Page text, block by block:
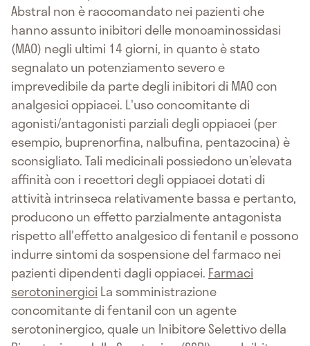
Abstral non è raccomandato nei pazienti che
hanno assunto inibitori delle monoaminossidasi
(MAO) negli ultimi 14 giorni, in quanto è stato
segnalato un potenziamento severo e
imprevedibile da parte degli inibitori di MAO con
analgesici oppiacei. L'uso concomitante di
agonisti/antagonisti parziali degli oppiacei (per
esempio, buprenorfina, nalbufina, pentazocina) è
sconsigliato. Tali medicinali possiedono un’elevata
affinità con i recettori degli oppiacei dotati di
attività intrinseca relativamente bassa e pertanto,
producono un effetto parzialmente antagonista
rispetto all'effetto analgesico di fentanil e possono
indurre sintomi da sospensione del farmaco nei
pazienti dipendenti dagli oppiacei. Farmaci
serotoninergici La somministrazione
concomitante di fentanil con un agente
serotoninergico, quale un Inibitore Selettivo della